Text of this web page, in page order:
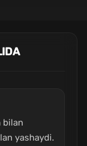
bilan
yashaydi.